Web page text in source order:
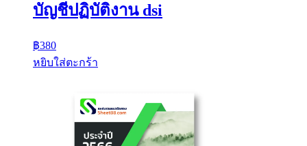
บัญชีปฏิบัติงาน dsi
฿380
หยิบใส่ตะกร้า